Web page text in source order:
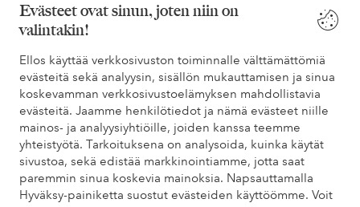
Evästeet ovat sinun, joten niin on
valintakin!
Ellos käyttää verkkosivuston toiminnalle välttämättömiä
evästeitä sekä analyysin, sisällön mukauttamisen ja sinua
koskevamman verkkosivustoelämyksen mahdollistavia
evästeitä. Jaamme henkilötiedot ja nämä evästeet niille
mainos- ja analyysiyhtiöille, joiden kanssa teemme
yhteistyötä. Tarkoituksena on analysoida, kuinka käytät
sivustoa, sekä edistää markkinointiamme, jotta saat
paremmin sinua koskevia mainoksia. Napsauttamalla
Hyväksy-painiketta suostut evästeiden käyttöömme. Voit
Turvalliset maksut – maksa nyt tai erissä
Haluatko tietää
lisää maksuvaihtoehdoistamme
elpy elpy
Suomi - Valitse maa